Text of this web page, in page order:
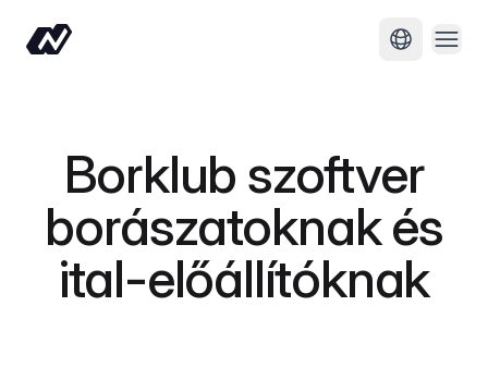
Nyelv
Borklub szoftver
borászatoknak és
ital-előállítóknak